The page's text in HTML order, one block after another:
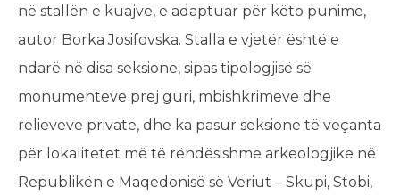
në stallën e kuajve, e adaptuar për këto punime,
autor Borka Josifovska. Stalla e vjetër është e
ndarë në disa seksione, sipas tipologjisë së
monumenteve prej guri, mbishkrimeve dhe
relieveve private, dhe ka pasur seksione të veçanta
për lokalitetet më të rëndësishme arkeologjike në
Republikën e Maqedonisë së Veriut – Skupi, Stobi,